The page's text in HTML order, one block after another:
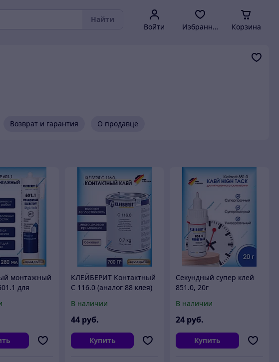
Найти
Войти Избранное Корзина
Возврат и гарантия О продавце
монтажный
для
КЛЕЙБЕРИТ Контактный
С 116.0 (аналог 88 клея)
В наличии
44 руб.
Купить
Секундный супер клей
851.0, 20г
В наличии
24 руб.
Купить